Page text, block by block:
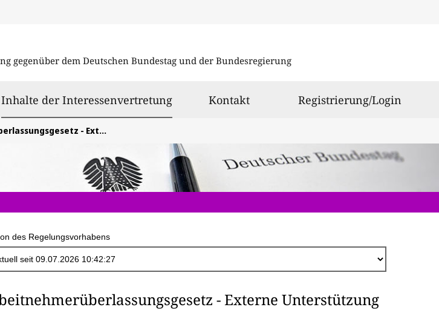
gegenüber dem Deutschen Bundestag und der Bundesregierung
Inhalte der Interessenvertretungausgewählt
Kontakt Registrierung/Login
Externe Unterstützung weiterhin ermöglichen
des Regelungsvorhabens
- Externe Unterstützung